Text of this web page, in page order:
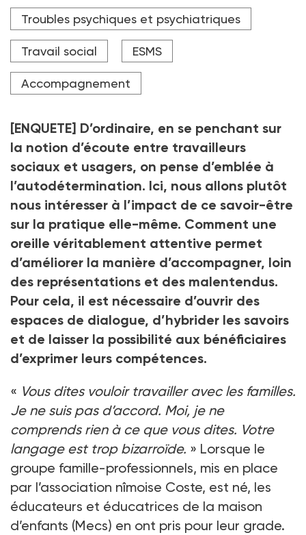
Crédit photo Â© Christian Bellavia
Troubles psychiques et psychiatriques
Travail social ESMS
Accompagnement
[ENQUETE] D’ordinaire, en se penchant sur
la notion d’écoute entre travailleurs
sociaux et usagers, on pense d’emblée à
l’autodétermination. Ici, nous allons plutôt
nous intéresser à l’impact de ce savoir-être
sur la pratique elle-même. Comment une
oreille véritablement attentive permet
d’améliorer la manière d’accompagner, loin
des représentations et des malentendus.
Pour cela, il est nécessaire d’ouvrir des
espaces de dialogue, d’hybrider les savoirs
et de laisser la possibilité aux bénéficiaires
d’exprimer leurs compétences.
« Vous dites vouloir travailler avec les familles.
Je ne suis pas d’accord. Moi, je ne
comprends rien à ce que vous dites. Votre
langage est trop bizarroïde. » Lorsque le
groupe famille-professionnels, mis en place
par l’association nîmoise Coste, est né, les
éducateurs et éducatrices de la maison
d’enfants (Mecs) en ont pris pour leur grade.